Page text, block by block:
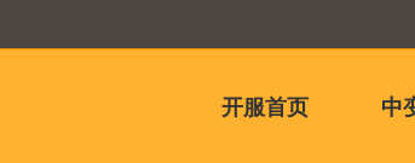
开服首页 中